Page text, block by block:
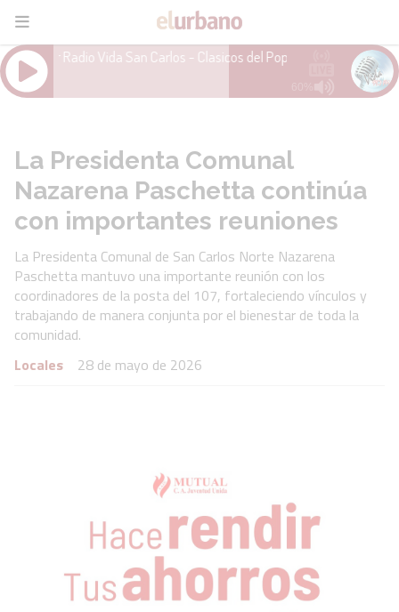
La Presidenta Comunal
Nazarena Paschetta continúa
con importantes reuniones
La Presidenta Comunal de San Carlos Norte Nazarena
Paschetta mantuvo una importante reunión con los
coordinadores de la posta del 107, fortaleciendo vínculos y
trabajando de manera conjunta por el bienestar de toda la
comunidad.
Locales
28 de mayo de 2026